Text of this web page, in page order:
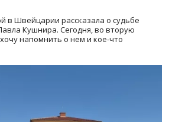
в Швейцарии рассказала о судьбе
Кушнира. Сегодня, во вторую
напомнить о нем и кое-что